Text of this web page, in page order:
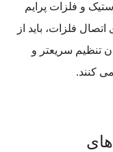
و فلزات پرایم
فلزات، باید از
تنظیم سریعتر و
کنند.